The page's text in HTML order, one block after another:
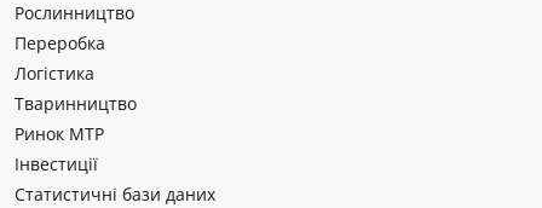
Рослинництво
Переробка
Логістика
Тваринництво
Ринок МТР
Інвестиції
Статистичні бази даних